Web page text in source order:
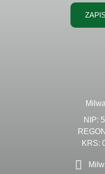
NIP:
KRS: